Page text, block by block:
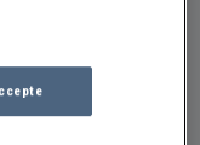
choix de